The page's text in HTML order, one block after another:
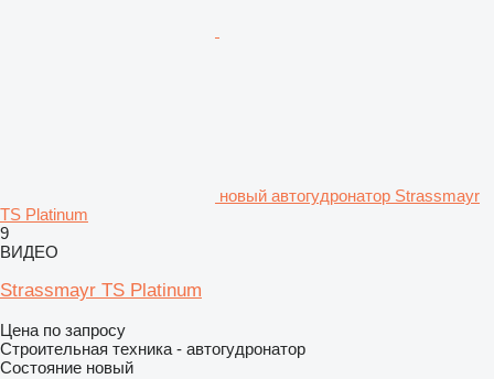
новый автогудронатор Strassmayr
TS Platinum
9
ВИДЕО
Strassmayr TS Platinum
Цена по запросу
Строительная техника - автогудронатор
Состояние новый